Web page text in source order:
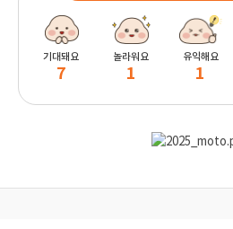
기대돼요
7
놀라워요
1
유익해요
1